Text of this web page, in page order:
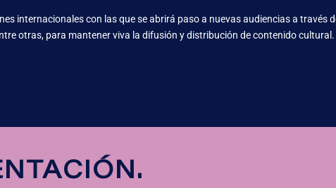
internacionales con las que se abrirá paso a nuevas audiencias a través
otras, para mantener viva la difusión y distribución de contenido cultural.